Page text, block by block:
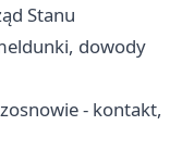
Stanu
dowody
- kontakt,